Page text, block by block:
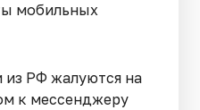
мобильных
из РФ жалуются на
к мессенджеру